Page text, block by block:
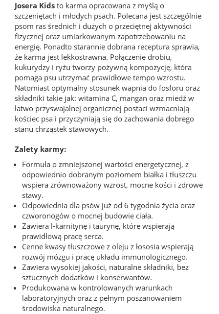
Josera Kids to karma opracowana z myślą o
szczeniętach i młodych psach. Polecana jest szczególnie
psom ras średnich i dużych o przeciętnej aktywności
fizycznej oraz umiarkowanym zapotrzebowaniu na
energię. Ponadto starannie dobrana receptura sprawia,
że karma jest lekkostrawna. Połączenie drobiu,
kukurydzy i ryżu tworzy pożywną kompozycję, która
pomaga psu utrzymać prawidłowe tempo wzrostu.
Natomiast optymalny stosunek wapnia do fosforu oraz
składniki takie jak: witamina C, mangan oraz miedź w
łatwo przyswajalnej organicznej postaci wzmacniają
kościec psa i przyczyniają się do zachowania dobrego
stanu chrząstek stawowych.
Zalety karmy:
Formuła o zmniejszonej wartości energetycznej, z
odpowiednio dobranym poziomem białka i tłuszczu
wspiera zrównoważony wzrost, mocne kości i zdrowe
stawy.
Odpowiednia dla psów już od 6 tygodnia życia oraz
czworonogów o mocnej budowie ciała.
Zawiera l-karnitynę i taurynę, które wspierają
prawidłową pracę serca.
Cenne kwasy tłuszczowe z oleju z łososia wspierają
rozwój mózgu i pracę układu immunologicznego.
Zawiera wysokiej jakości, naturalne składniki, bez
sztucznych dodatków i konserwantów.
Produkowana w kontrolowanych warunkach
laboratoryjnych oraz z pełnym poszanowaniem
środowiska naturalnego.